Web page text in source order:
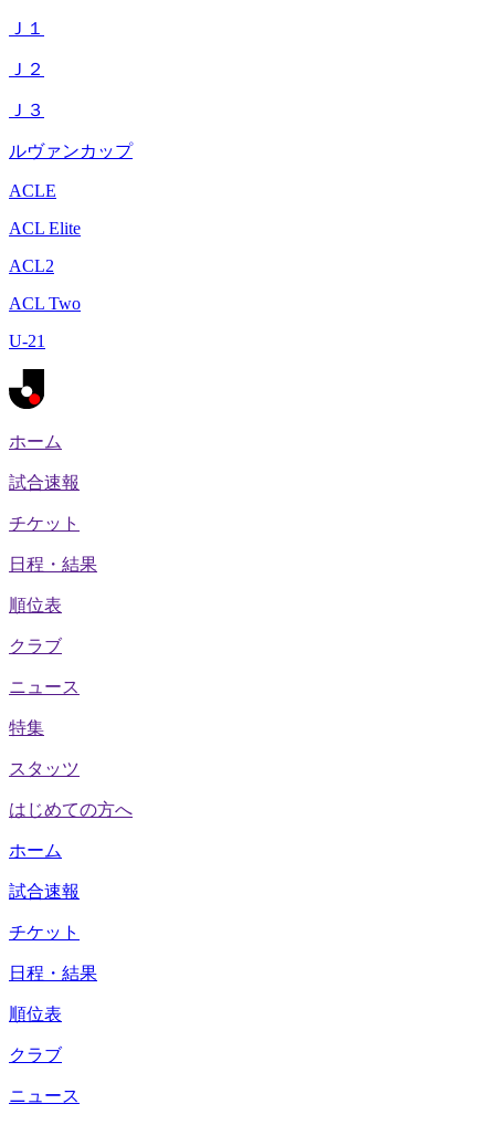
Ｊ１
Ｊ２
Ｊ３
ルヴァンカップ
ACLE
ACL Elite
ACL2
ACL Two
U-21
ホーム
試合速報
チケット
日程・結果
順位表
クラブ
ニュース
特集
スタッツ
はじめての方へ
ホーム
試合速報
チケット
日程・結果
順位表
クラブ
ニュース